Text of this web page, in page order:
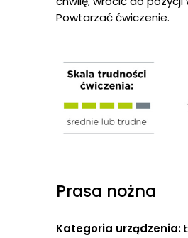
Powtarzać ćwiczenie.
Prasa nożna
Kategoria urządzenia: